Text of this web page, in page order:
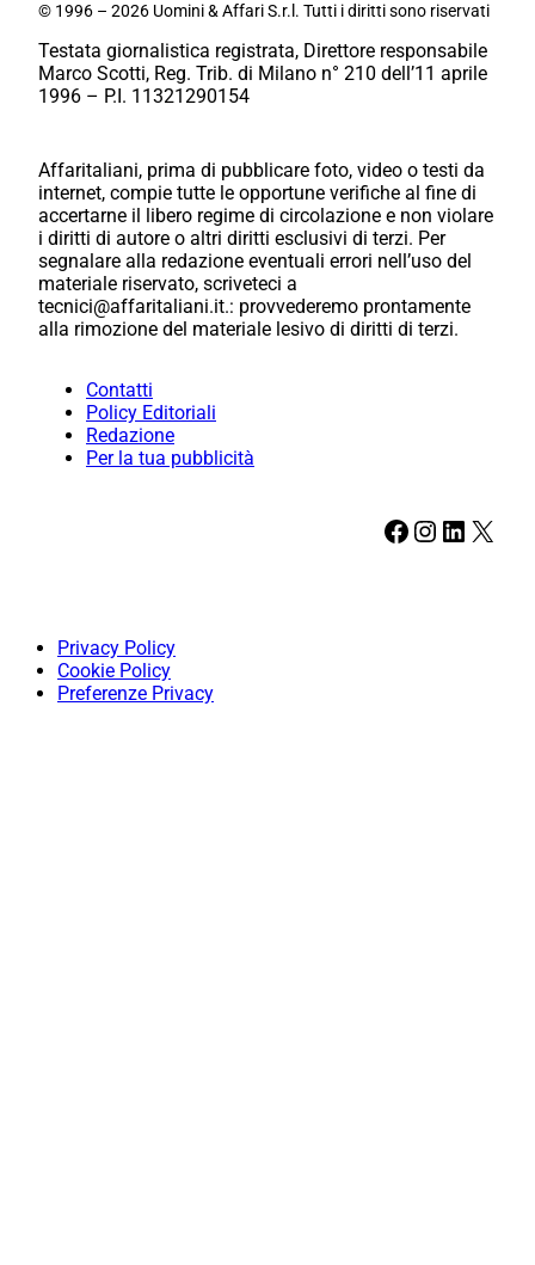
© 1996 – 2026 Uomini & Affari S.r.l. Tutti i diritti sono riservati
Testata giornalistica registrata, Direttore responsabile
Marco Scotti, Reg. Trib. di Milano n° 210 dell’11 aprile
1996 – P.I. 11321290154
Affaritaliani, prima di pubblicare foto, video o testi da
internet, compie tutte le opportune verifiche al fine di
accertarne il libero regime di circolazione e non violare
i diritti di autore o altri diritti esclusivi di terzi. Per
segnalare alla redazione eventuali errori nell’uso del
materiale riservato, scriveteci a
tecnici@affaritaliani.it.: provvederemo prontamente
alla rimozione del materiale lesivo di diritti di terzi.
Contatti
Policy Editoriali
Redazione
Per la tua pubblicità
Facebook Instagram LinkedIn X
Privacy Policy
Cookie Policy
Preferenze Privacy